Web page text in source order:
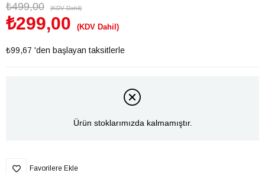
₺499,00 (KDV Dahil)
₺299,00 (KDV Dahil)
₺99,67 'den başlayan taksitlerle
Ürün stoklarımızda kalmamıştır.
Favorilere Ekle